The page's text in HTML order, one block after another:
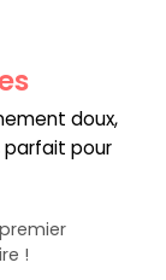
doux,
parfait pour
!